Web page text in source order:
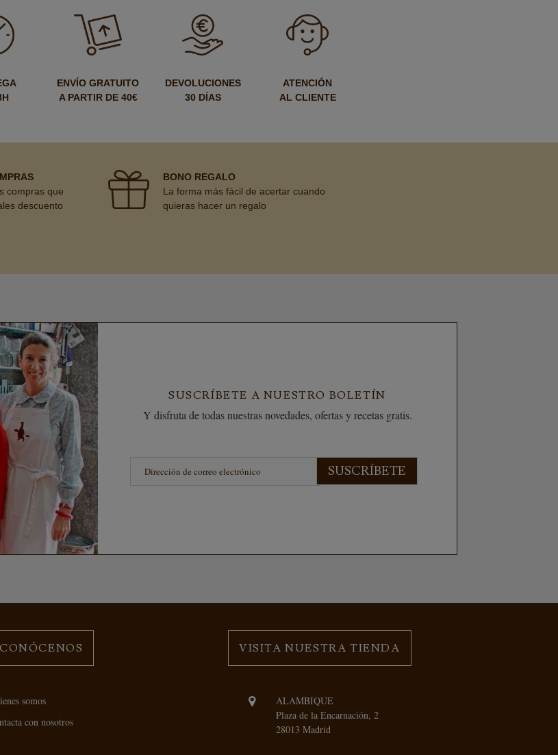
ENVÍO GRATUITO
A PARTIR DE 40€
DEVOLUCIONES
30 DÍAS
ATENCIÓN
AL CLIENTE
compras que
descuento
BONO REGALO
La forma más fácil de acertar cuando
quieras hacer un regalo
SUSCRÍBETE A NUESTRO BOLETÍN
Y disfruta de todas nuestras novedades, ofertas y recetas gratis.
SUSCRÍBETE
CONÓCENOS
somos
con nosotros
VISITA NUESTRA TIENDA
ALAMBIQUE
Plaza de la Encarnación, 2
28013 Madrid